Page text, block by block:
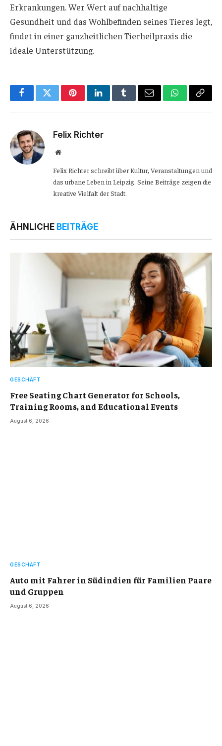
Erkrankungen. Wer Wert auf nachhaltige
Gesundheit und das Wohlbefinden seines Tieres legt,
findet in einer ganzheitlichen Tierheilpraxis die
ideale Unterstützung.
FacebookTwitterPinterestLinkedInTumblrEmail WhatsApp
Copy
Felix Richter
Website
Felix Richter schreibt über Kultur, Veranstaltungen und
das urbane Leben in Leipzig. Seine Beiträge zeigen die
kreative Vielfalt der Stadt.
ÄHNLICHE BEITRÄGE
GESCHÄFT
Free Seating Chart Generator for Schools,
Training Rooms, and Educational Events
August 6, 2026
GESCHÄFT
Auto mit Fahrer in Südindien für Familien Paare
und Gruppen
August 6, 2026